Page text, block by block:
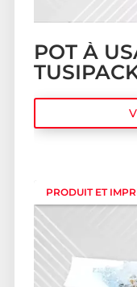
POT À
PRODUIT ET